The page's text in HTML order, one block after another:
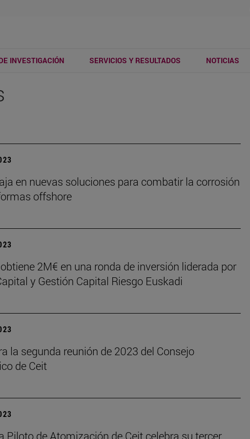
INVESTIGACIÓN SERVICIOS Y RESULTADOS NOTICIAS
en nuevas soluciones para combatir la corrosión
offshore
2M€ en una ronda de inversión liderada por
y Gestión Capital Riesgo Euskadi
la segunda reunión de 2023 del Consejo
de Ceit
Piloto de Atomización de Ceit celebra su tercer